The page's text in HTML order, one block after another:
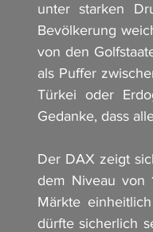
unter starken
Bevölkerung
von den
als Puffer
Türkei oder
Der DAX zeigt
dem Niveau von
Märkte
dürfte sicherlich